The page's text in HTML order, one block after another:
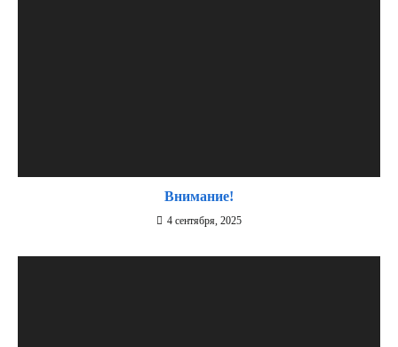
Внимание!
4 сентября, 2025